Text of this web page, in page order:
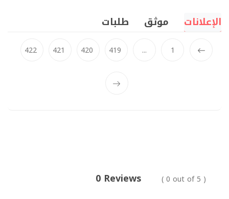
الإعلانات موثق طلبات
1
...
419
420
421
422
0 Reviews ( 0 out of 5 )